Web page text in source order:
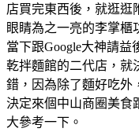
店買完東西後，就逛逛
眼睛為之一亮的李掌櫃
當下跟Google大神請
乾拌麵館的二代店，就
錯，因為除了麵好吃外
決定來個中山商圈美食
大參考一下。